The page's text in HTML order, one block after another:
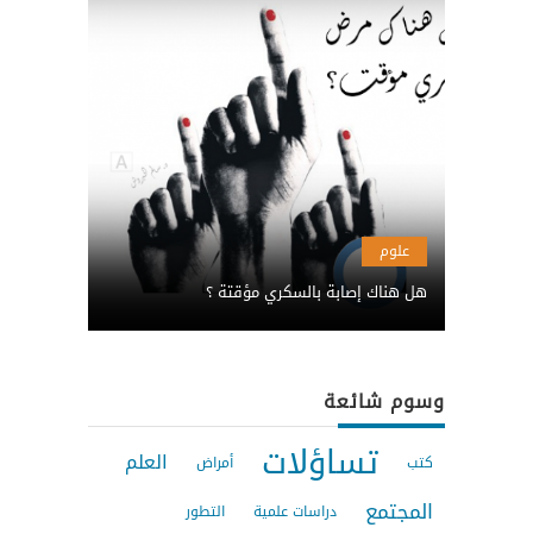
علوم
هل هناك إصابة بالسكري مؤقتة ؟
وسوم شائعة
كتب تساؤلات أمراض العلم
المجتمع دراسات علمية التطور